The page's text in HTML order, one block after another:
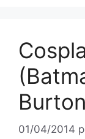
01/04/2014